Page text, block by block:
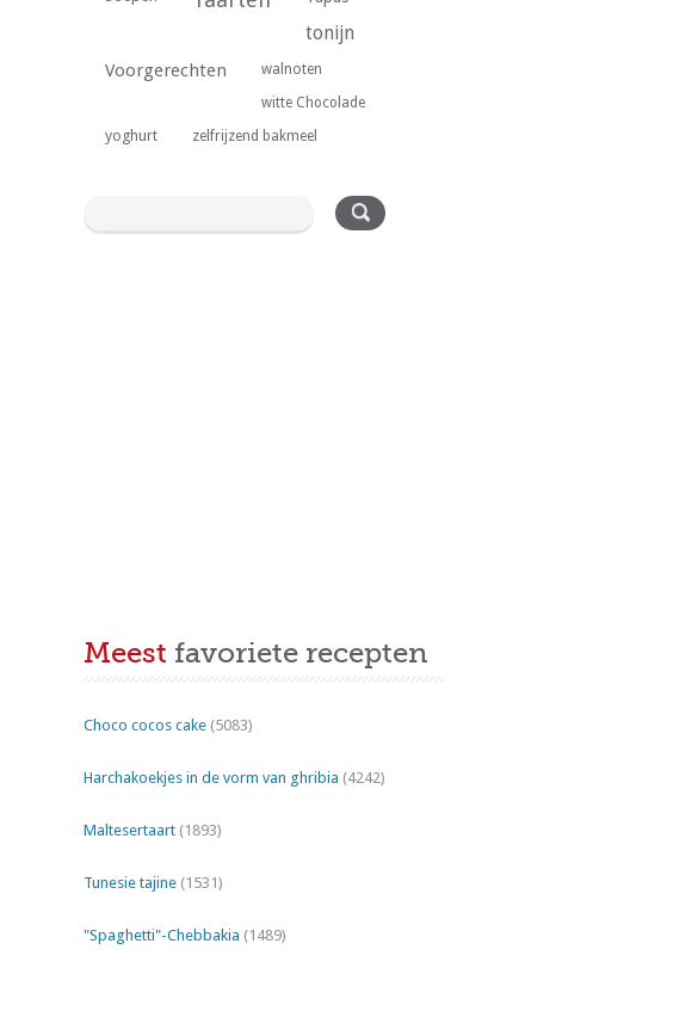
tonijn
Voorgerechten
walnoten
witte Chocolade
yoghurt zelfrijzend bakmeel
Meest favoriete recepten
Choco cocos cake (5083)
Harchakoekjes in de vorm van ghribia (4242)
Maltesertaart (1893)
Tunesie tajine (1531)
"Spaghetti"-Chebbakia (1489)